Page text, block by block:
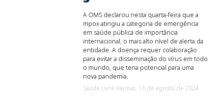
A OMS declarou nesta quarta-feira que a
mpox atingiu a categoria de emergência
em saúde pública de importância
internacional, o mais alto nível de alerta da
entidade. A doença requer colaboração
para evitar a disseminação do vírus em todo
o mundo, que teria potencial para uma
nova pandemia.
Saúde Livre Vacinas, 16 de agosto de 2024